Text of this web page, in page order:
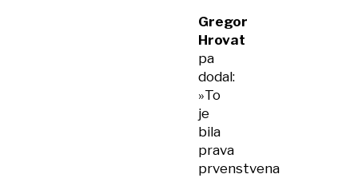
Gregor
Hrovat
pa
dodal:
»To
je
bila
prava
prvenstvena